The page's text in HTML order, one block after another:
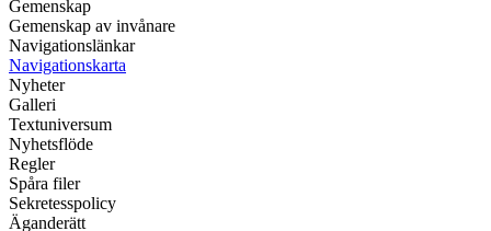
Gemenskap
Gemenskap av invånare
Navigationslänkar
Navigationskarta
Nyheter
Galleri
Textuniversum
Nyhetsflöde
Regler
Spåra filer
Sekretesspolicy
Äganderätt